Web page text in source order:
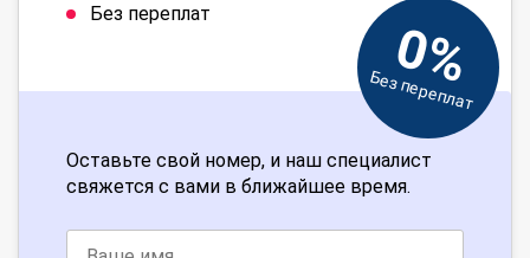
Без переплат
0%
Без переплат
Оставьте свой номер, и наш специалист
свяжется с вами в ближайшее время.